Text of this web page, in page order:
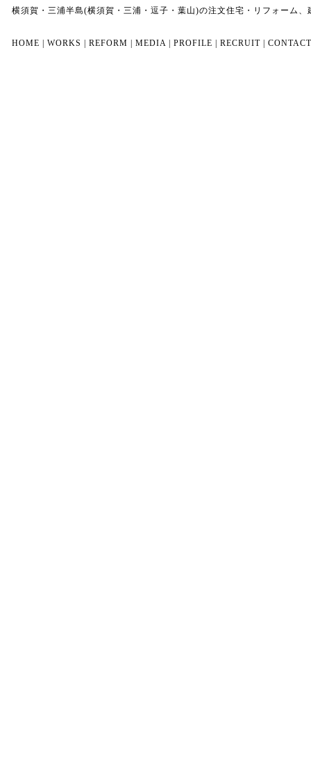
横須賀・三浦半島(横須賀・三浦・逗子・葉山)の注文住宅・リフォーム
HOME WORKS REFORM MEDIA PROFILE RECRUIT CONTACT